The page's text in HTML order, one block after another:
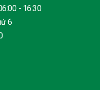
- 16:30
6